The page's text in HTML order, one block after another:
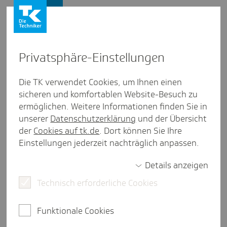
Teil­nah­me­be­din­gungen TK-
Bonus­pro­gramm für gesund­
heits­be­wusstes Verhalten
Für das TK Bonusprogramm gelten die
Bedingungen aus der Satzung der TK.
Lesen Sie sie bitte aufmerksam durch, bevor Sie sich
zum TK-Bonusprogramm anmelden. Mit Ihrer
Bedingungen.
Privat­sphäre-Einstel­lungen
Die TK verwendet Cookies, um Ihnen einen
sicheren und komfortablen Website-Besuch zu
ermöglichen. Weitere Informationen finden Sie in
unserer Datenschutzerklärung und der Übersicht
der Cookies auf tk.de. Dort können Sie Ihre
Einstellungen jederzeit nachträglich anpassen.
Details anzeigen
Technisch erforderliche Cookies
Funktionale Cookies